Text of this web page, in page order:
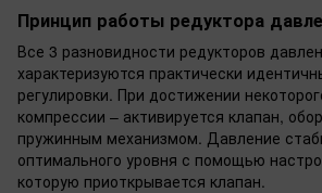
Принцип работы редуктора
Все 3 разновидности редукторов
характеризуются практически
регулировки. При достижении
компрессии – активируется клапан,
пружинным механизмом. Давление
оптимального уровня с помощью
которую приоткрывается клапан.